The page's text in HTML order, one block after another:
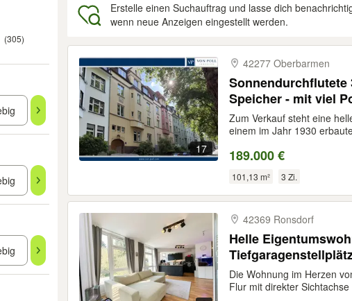
(305)
Erstelle einen Suchauftrag und lasse dich
wenn neue Anzeigen eingestellt werden.
17
42277 Oberbarmen
Sonnendurchflutete
Speicher - mit viel
Zum Verkauf steht eine
einem im Jahr 1930
189.000 €
101,13 m² 3 Zi.
42369 Ronsdorf
Helle
Die Wohnung im Herzen
Flur mit direkter Sichtachse